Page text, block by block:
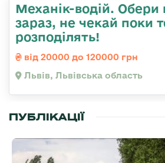
Механік-водій. Обери
зараз, не чекай поки
розподілять!
від 20000 до 120000 грн
Львів, Львівська область
ПУБЛІКАЦІЇ